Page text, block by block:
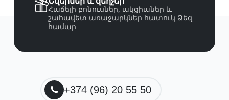
Հաճելի բոնուսներ, ակցիաներ և
շահավետ առաջարկներ հատուկ Ձեզ
համար:
+374 (96) 20 55 50